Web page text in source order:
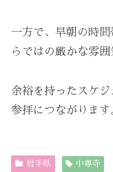
一方で、早朝の時
らではの厳かな雰
余裕を持ったスケ
参拝につながります
岩手県 中尊寺